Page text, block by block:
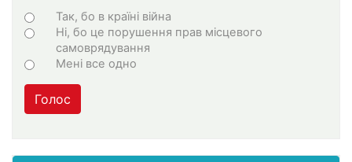
Choices
Так, бо в країні війна
Ні, бо це порушення прав місцевого
самоврядування
Мені все одно
Голос